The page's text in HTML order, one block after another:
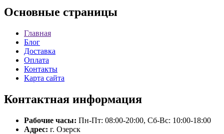
Основные страницы
Главная
Блог
Доставка
Оплата
Контакты
Карта сайта
Контактная информация
Рабочие часы: Пн-Пт: 08:00-20:00, Сб-Вс: 10:00-18:00
Адрес: г. Озерск